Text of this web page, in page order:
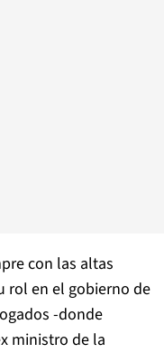
con las altas
rol en el gobierno de
-donde
ministro de la